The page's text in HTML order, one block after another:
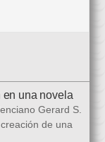
en una novela
Gerard S.
de una